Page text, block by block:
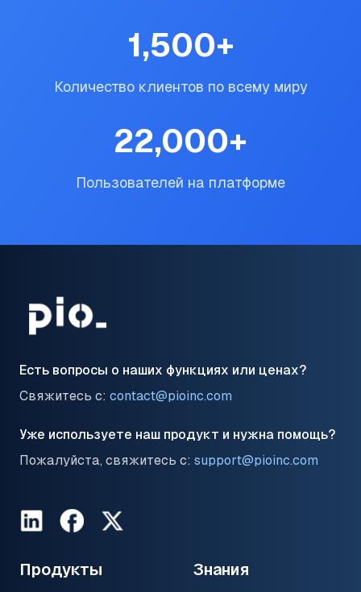
1,500+
Количество клиентов по всему миру
22,000+
Пользователей на платформе
Есть вопросы о наших функциях или ценах?
Свяжитесь с: contact@pioinc.com
Уже используете наш продукт и нужна помощь?
Пожалуйста, свяжитесь с: support@pioinc.com
LinkedInFacebookTwitter
Продукты Знания